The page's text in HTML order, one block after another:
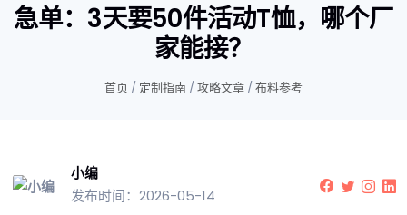
急单：3天要50件活动T恤，哪个厂
家能接？
首页 / 定制指南 / 攻略文章 / 布料参考
小编
发布时间：2026-05-14